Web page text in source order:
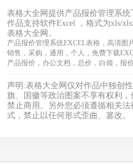
表格大全网提供产品报价管理系
作品支持软件Excel ，格式为xls/
表格大全网。
产品报价管理系统EXCEL表格，高清图
销售，采购，通用，个人，免费下载
产品报价，办公文档，总价，白领，报
声明:表格大全网仅对作品中独创
旗、国徽等政治图案不享有权利
禁止商用。另外您必须遵循相关
式，禁止以任何形式歪曲、篡改。